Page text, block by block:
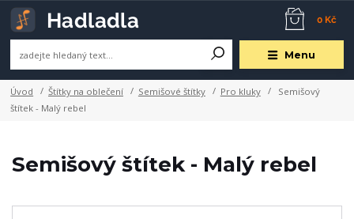
Menu
0 Kč
Úvod Štítky na oblečení Semišové štítky Pro kluky
Semišový
štítek - Malý rebel
Semišový štítek - Malý rebel